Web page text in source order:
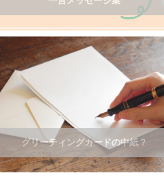
グリーティングカードの中紙？